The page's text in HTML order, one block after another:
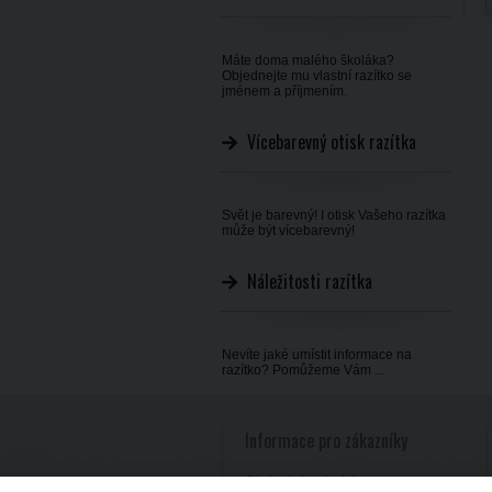
Máte doma malého školáka?
Objednejte mu vlastní razítko se
jménem a příjmením.
Vícebarevný otisk razítka
Svět je barevný! I otisk Vašeho razítka
může být vícebarevný!
Náležitosti razítka
Nevíte jaké umístit informace na
razítko? Pomůžeme Vám ...
Obchodní podmínky